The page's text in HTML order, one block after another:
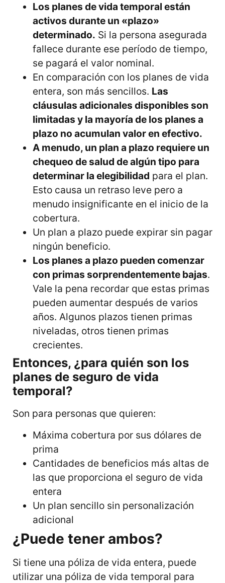
Los planes de vida temporal están
activos durante un «plazo»
determinado. Si la persona asegurada
fallece durante ese período de tiempo,
se pagará el valor nominal.
En comparación con los planes de vida
entera, son más sencillos. Las
cláusulas adicionales disponibles son
limitadas y la mayoría de los planes a
plazo no acumulan valor en efectivo.
A menudo, un plan a plazo requiere un
chequeo de salud de algún tipo para
determinar la elegibilidad para el plan.
Esto causa un retraso leve pero a
menudo insignificante en el inicio de la
cobertura.
Un plan a plazo puede expirar sin pagar
ningún beneficio.
Los planes a plazo pueden comenzar
con primas sorprendentemente bajas.
Vale la pena recordar que estas primas
pueden aumentar después de varios
años. Algunos plazos tienen primas
niveladas, otros tienen primas
crecientes.
Entonces, ¿para quién son los
planes de seguro de vida
temporal?
Son para personas que quieren:
Máxima cobertura por sus dólares de
prima
Cantidades de beneficios más altas de
las que proporciona el seguro de vida
entera
Un plan sencillo sin personalización
adicional
¿Puede tener ambos?
Si tiene una póliza de vida entera, puede
utilizar una póliza de vida temporal para